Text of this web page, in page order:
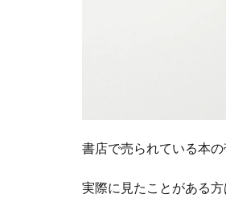
書店で売られている本
実際に見たことがある方